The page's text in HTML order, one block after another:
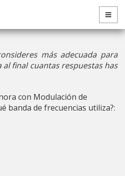
más adecuada para
final cuantas respuestas has
con Modulación de
banda de frecuencias utiliza?: